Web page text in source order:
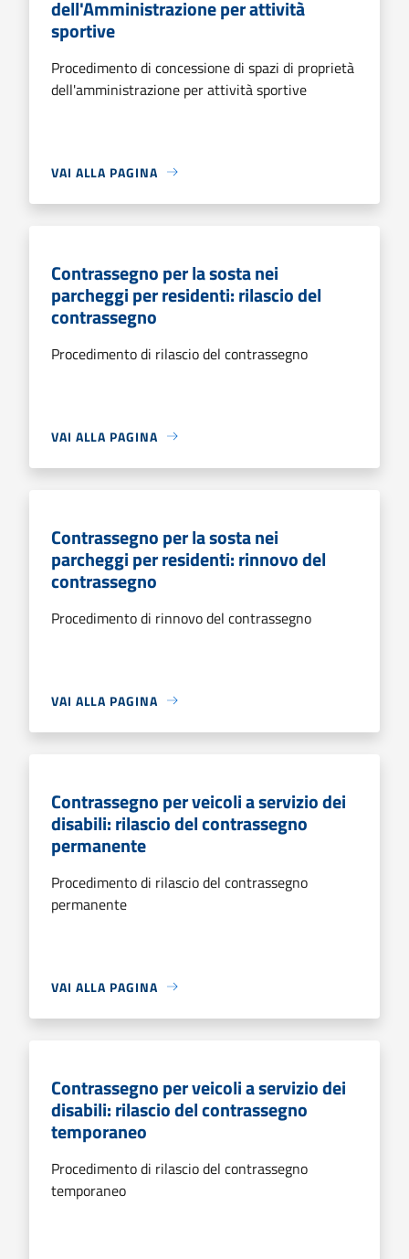
dell'Amministrazione per attività
sportive
Procedimento di concessione di spazi di proprietà
dell'amministrazione per attività sportive
VAI ALLA PAGINA
Contrassegno per la sosta nei
parcheggi per residenti: rilascio del
contrassegno
Procedimento di rilascio del contrassegno
VAI ALLA PAGINA
Contrassegno per la sosta nei
parcheggi per residenti: rinnovo del
contrassegno
Procedimento di rinnovo del contrassegno
VAI ALLA PAGINA
Contrassegno per veicoli a servizio dei
disabili: rilascio del contrassegno
permanente
Procedimento di rilascio del contrassegno
permanente
VAI ALLA PAGINA
Contrassegno per veicoli a servizio dei
disabili: rilascio del contrassegno
temporaneo
Procedimento di rilascio del contrassegno
temporaneo